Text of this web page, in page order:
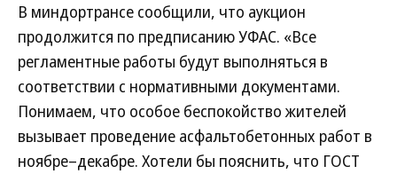
В миндортрансе сообщили, что аукцион
продолжится по предписанию УФАС. «Все
регламентные работы будут выполняться в
соответствии с нормативными документами.
Понимаем, что особое беспокойство жителей
вызывает проведение асфальтобетонных работ в
ноябре–декабре. Хотели бы пояснить, что ГОСТ